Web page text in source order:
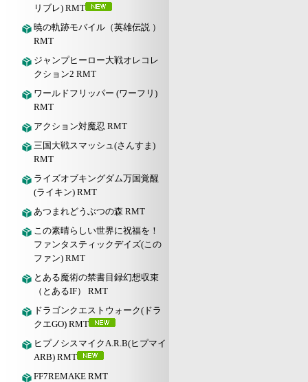
リブレ) RMT
暁の軌跡モバイル（英雄伝説 ）
RMT
ジャンプヒーロー大戦オレコレ
クション2 RMT
ワールドフリッパー (ワーフリ)
RMT
アクション対魔忍 RMT
三国大戦スマッシュ(さんすま)
RMT
ライズオブキングダム万国覚醒
(ライキン) RMT
あつまれどうぶつの森 RMT
この素晴らしい世界に祝福を！
ファンタスティックデイズ(この
ファン) RMT
とある魔術の禁書目録幻想収束
（とあるIF） RMT
ドラゴンクエストウォーク(ドラ
クエGO) RMT
ヒプノシスマイクA.R.B(ヒプマイ
ARB) RMT
FF7REMAKE RMT